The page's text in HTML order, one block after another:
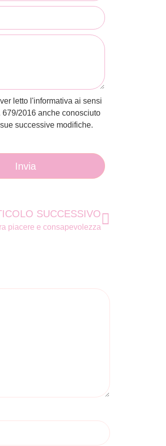
letto l'informativa ai sensi
679/2016 anche conosciuto
successive modifiche.
Invia
SUCCESSIVO
piacere e consapevolezza